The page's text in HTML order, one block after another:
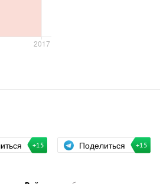
+15 Поделиться +15